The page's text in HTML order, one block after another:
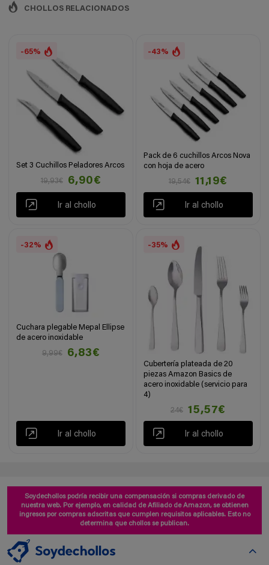
CHOLLOS RELACIONADOS
-65%
Set 3 Cuchillos Peladores Arcos
19,93€
6,90€
Ir al chollo
-43%
Pack de 6 cuchillos Arcos Nova
con hoja de acero
19,54€
11,19€
Ir al chollo
-32%
Cuchara plegable Mepal Ellipse
de acero inoxidable
9,99€
6,83€
Ir al chollo
-35%
Cubertería plateada de 20
piezas Amazon Basics de
acero inoxidable (servicio para
4)
24€
15,57€
Ir al chollo
Soydechollos podría recibir una compensación si compras derivado de
nuestra web. Por ejemplo, en calidad de Afiliado de Amazon, se obtienen
ingresos por compras adscritas que cumplen requisitos aplicables. Esto no
determina que chollos se publican.